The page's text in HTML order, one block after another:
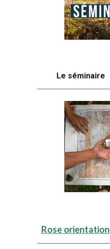
Le séminaire
Rose orientation